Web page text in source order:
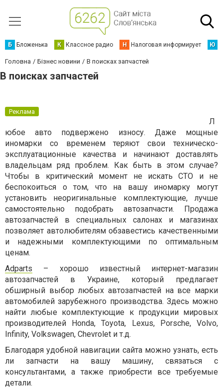
Б Бложенька К Классное радио Н Налоговая информирует Ю
Головна Бізнес новини В поисках запчастей
В поисках запчастей
Реклама
Л
юбое авто подвержено износу. Даже мощные
иномарки со временем теряют свои техническо-
эксплуатационные качества и начинают доставлять
владельцам ряд проблем. Как быть в этом случае?
Чтобы в критический момент не искать СТО и не
беспокоиться о том, что на вашу иномарку могут
установить неоригинальные комплектующие, лучше
самостоятельно подобрать автозапчасти. Продажа
автозапчастей в специальных салонах и магазинах
позволяет автолюбителям обзавестись качественными
и надежными комплектующими по оптимальным
ценам.
Adparts – хорошо известный интернет-магазин
автозапчастей в Украине, который предлагает
обширный выбор любых автозапчастей на все марки
автомобилей зарубежного производства. Здесь можно
найти любые комплектующие к продукции мировых
производителей Honda, Toyota, Lexus, Porsche, Volvo,
Infinity, Volkswagen, Chevrolet и т.д.
Благодаря удобной навигации сайта можно узнать, есть
ли запчасти на вашу машину, связаться с
консультантами, а также приобрести все требуемые
детали.